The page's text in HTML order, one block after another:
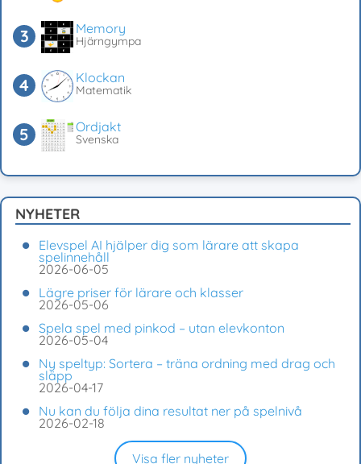
Memory
Hjärngympa
Klockan
Matematik
Ordjakt
Svenska
NYHETER
Elevspel AI hjälper dig som lärare att skapa
spelinnehåll
2026-06-05
Lägre priser för lärare och klasser
2026-05-06
Spela spel med pinkod – utan elevkonton
2026-05-04
Ny speltyp: Sortera – träna ordning med drag och
släpp
2026-04-17
Nu kan du följa dina resultat ner på spelnivå
2026-02-18
Visa fler nyheter